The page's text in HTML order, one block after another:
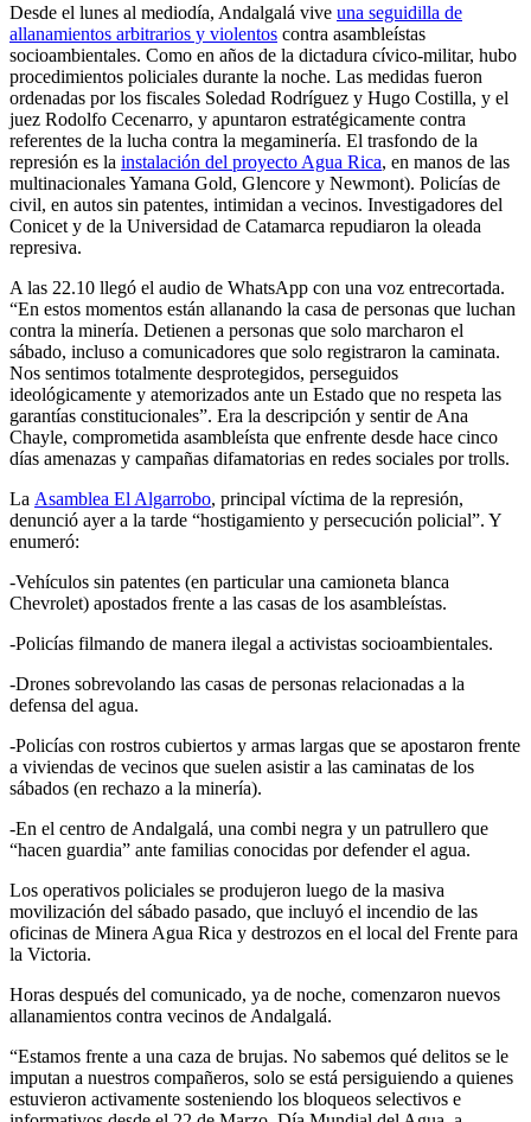
Desde el lunes al mediodía, Andalgalá vive una seguidilla de
allanamientos arbitrarios y violentos contra asambleístas
socioambientales. Como en años de la dictadura cívico-militar, hubo
procedimientos policiales durante la noche. Las medidas fueron
ordenadas por los fiscales Soledad Rodríguez y Hugo Costilla, y el
juez Rodolfo Cecenarro, y apuntaron estratégicamente contra
referentes de la lucha contra la megaminería. El trasfondo de la
represión es la instalación del proyecto Agua Rica, en manos de las
multinacionales Yamana Gold, Glencore y Newmont). Policías de
civil, en autos sin patentes, intimidan a vecinos. Investigadores del
Conicet y de la Universidad de Catamarca repudiaron la oleada
represiva.
A las 22.10 llegó el audio de WhatsApp con una voz entrecortada.
“En estos momentos están allanando la casa de personas que luchan
contra la minería. Detienen a personas que solo marcharon el
sábado, incluso a comunicadores que solo registraron la caminata.
Nos sentimos totalmente desprotegidos, perseguidos
ideológicamente y atemorizados ante un Estado que no respeta las
garantías constitucionales”. Era la descripción y sentir de Ana
Chayle, comprometida asambleísta que enfrente desde hace cinco
días amenazas y campañas difamatorias en redes sociales por trolls.
La Asamblea El Algarrobo, principal víctima de la represión,
denunció ayer a la tarde “hostigamiento y persecución policial”. Y
enumeró:
-Vehículos sin patentes (en particular una camioneta blanca
Chevrolet) apostados frente a las casas de los asambleístas.
-Policías filmando de manera ilegal a activistas socioambientales.
-Drones sobrevolando las casas de personas relacionadas a la
defensa del agua.
-Policías con rostros cubiertos y armas largas que se apostaron frente
a viviendas de vecinos que suelen asistir a las caminatas de los
sábados (en rechazo a la minería).
-En el centro de Andalgalá, una combi negra y un patrullero que
“hacen guardia” ante familias conocidas por defender el agua.
Los operativos policiales se produjeron luego de la masiva
movilización del sábado pasado, que incluyó el incendio de las
oficinas de Minera Agua Rica y destrozos en el local del Frente para
la Victoria.
Horas después del comunicado, ya de noche, comenzaron nuevos
allanamientos contra vecinos de Andalgalá.
“Estamos frente a una caza de brujas. No sabemos qué delitos se le
imputan a nuestros compañeros, solo se está persiguiendo a quienes
estuvieron activamente sosteniendo los bloqueos selectivos e